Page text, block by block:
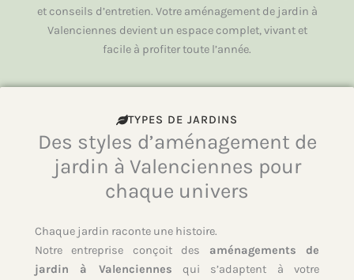
et conseils d’entretien. Votre aménagement de jardin à
Valenciennes devient un espace complet, vivant et
facile à profiter toute l’année.
TYPES DE JARDINS
Des styles d’aménagement de
jardin à Valenciennes pour
chaque univers
Chaque jardin raconte une histoire.
Notre entreprise conçoit des aménagements de
jardin à Valenciennes qui s’adaptent à votre